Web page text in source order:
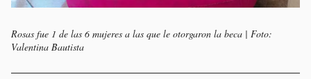
Rosas fue 1 de las 6 mujeres a las que le otorgaron la beca | Foto:
Valentina Bautista